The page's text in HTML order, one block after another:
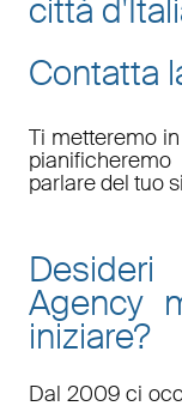
città
Contatta
Ti metteremo
parlare del tuo
Agency
iniziare?
Dal 2009 ci